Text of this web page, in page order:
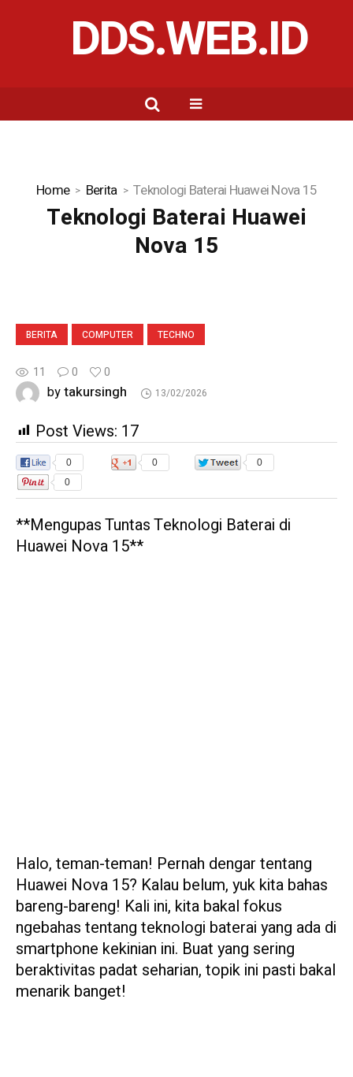
DDS.WEB.ID
Home Berita Teknologi Baterai Huawei Nova 15
Teknologi Baterai Huawei
Nova 15
BERITA COMPUTER TECHNO
11 0 0
bytakursingh 13/02/2026
Post Views: 17
0 0
0
0
**Mengupas Tuntas Teknologi Baterai di
Huawei Nova 15**
Halo, teman-teman! Pernah dengar tentang
Huawei Nova 15? Kalau belum, yuk kita bahas
bareng-bareng! Kali ini, kita bakal fokus
ngebahas tentang teknologi baterai yang ada di
smartphone kekinian ini. Buat yang sering
beraktivitas padat seharian, topik ini pasti bakal
menarik banget!